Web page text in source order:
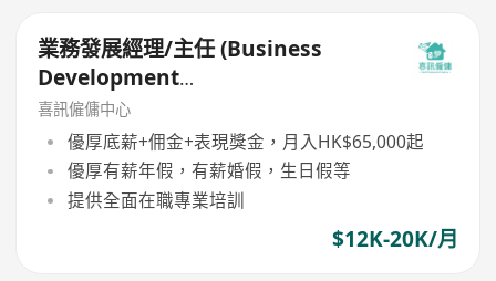
業務發展經理/主任 (Business
Development
Manager/Executive)
喜訊僱傭中心
優厚底薪+佣金+表現獎金，月入HK$65,000起
優厚有薪年假，有薪婚假，生日假等
提供全面在職專業培訓
$12K-20K/月